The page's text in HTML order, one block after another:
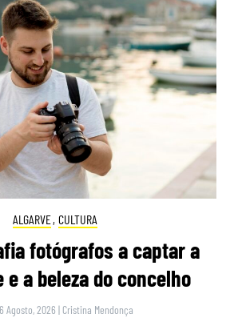
ALGARVE, CULTURA
fotógrafos a captar a
e a beleza do concelho
Agosto, 2026 | Cristina Mendonça